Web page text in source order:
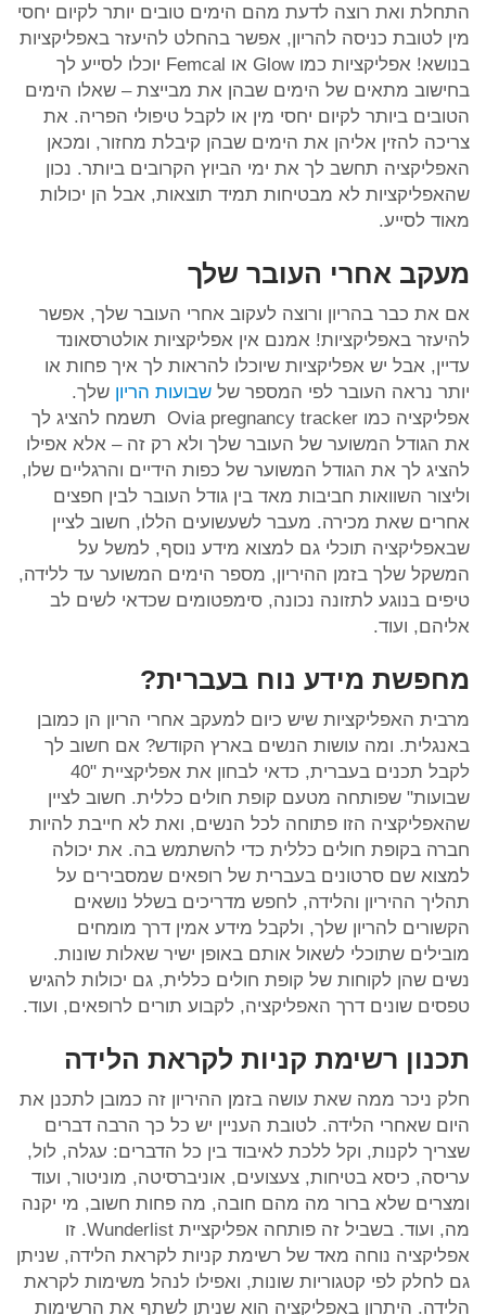
התחלת ואת רוצה לדעת מהם הימים טובים יותר לקיום יחסי
מין לטובת כניסה להריון, אפשר בהחלט להיעזר באפליקציות
בנושא! אפליקציות כמו Glow או Femcal יוכלו לסייע לך
בחישוב מתאים של הימים שבהן את מבייצת – שאלו הימים
הטובים ביותר לקיום יחסי מין או לקבל טיפולי הפריה. את
צריכה להזין אליהן את הימים שבהן קיבלת מחזור, ומכאן
האפליקציה תחשב לך את ימי הביוץ הקרובים ביותר. נכון
שהאפליקציות לא מבטיחות תמיד תוצאות, אבל הן יכולות
מאוד לסייע.
מעקב אחרי העובר שלך
אם את כבר בהריון ורוצה לעקוב אחרי העובר שלך, אפשר
להיעזר באפליקציות! אמנם אין אפליקציות אולטרסאונד
עדיין, אבל יש אפליקציות שיוכלו להראות לך איך פחות או
יותר נראה העובר לפי המספר של שבועות הריון שלך.
אפליקציה כמו Ovia pregnancy tracker תשמח להציג לך
את הגודל המשוער של העובר שלך ולא רק זה – אלא אפילו
להציג לך את הגודל המשוער של כפות הידיים והרגליים שלו,
וליצור השוואות חביבות מאד בין גודל העובר לבין חפצים
אחרים שאת מכירה. מעבר לשעשועים הללו, חשוב לציין
שבאפליקציה תוכלי גם למצוא מידע נוסף, למשל על
המשקל שלך בזמן ההיריון, מספר הימים המשוער עד ללידה,
טיפים בנוגע לתזונה נכונה, סימפטומים שכדאי לשים לב
אליהם, ועוד.
מחפשת מידע נוח בעברית?
מרבית האפליקציות שיש כיום למעקב אחרי הריון הן כמובן
באנגלית. ומה עושות הנשים בארץ הקודש? אם חשוב לך
לקבל תכנים בעברית, כדאי לבחון את אפליקציית "40
שבועות" שפותחה מטעם קופת חולים כללית. חשוב לציין
שהאפליקציה הזו פתוחה לכל הנשים, ואת לא חייבת להיות
חברה בקופת חולים כללית כדי להשתמש בה. את יכולה
למצוא שם סרטונים בעברית של רופאים שמסבירים על
תהליך ההיריון והלידה, לחפש מדריכים בשלל נושאים
הקשורים להריון שלך, ולקבל מידע אמין דרך מומחים
מובילים שתוכלי לשאול אותם באופן ישיר שאלות שונות.
נשים שהן לקוחות של קופת חולים כללית, גם יכולות להגיש
טפסים שונים דרך האפליקציה, לקבוע תורים לרופאים, ועוד.
תכנון רשימת קניות לקראת הלידה
חלק ניכר ממה שאת עושה בזמן ההיריון זה כמובן לתכנן את
היום שאחרי הלידה. לטובת העניין יש כל כך הרבה דברים
שצריך לקנות, וקל ללכת לאיבוד בין כל הדברים: עגלה, לול,
עריסה, כיסא בטיחות, צעצועים, אוניברסיטה, מוניטור, ועוד
ומצרים שלא ברור מה מהם חובה, מה פחות חשוב, מי יקנה
מה, ועוד. בשביל זה פותחה אפליקציית Wunderlist. זו
אפליקציה נוחה מאד של רשימת קניות לקראת הלידה, שניתן
גם לחלק לפי קטגוריות שונות, ואפילו לנהל משימות לקראת
הלידה. היתרון באפליקציה הוא שניתן לשתף את הרשימות